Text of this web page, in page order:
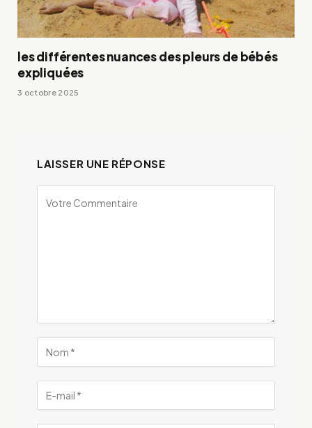
les différentes nuances des pleurs de bébés
expliquées
3 octobre 2025
LAISSER UNE RÉPONSE